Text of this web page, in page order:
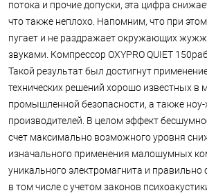
потока и прочие допуски, эта цифра
что также неплохо. Напомним, что при
пугает и не раздражает окружающих
звуками. Компрессор OXYPRO QUIET
Такой результат был достигнут
технических решений хорошо известных в
промышленной безопасности, а также ноу-
производителей. В целом эффект
счет максимально возможного уровня
изначального применения малошумных
уникального электромагнита и правильно
в том числе с учетом законов